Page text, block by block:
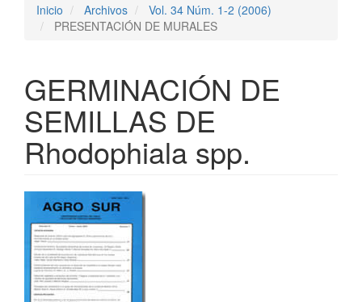
Inicio Archivos
Vol. 34 Núm. 1-2 (2006)
PRESENTACIÓN DE MURALES
GERMINACIÓN DE
SEMILLAS DE
Rhodophiala spp.
Barra
lateral
del
artículo